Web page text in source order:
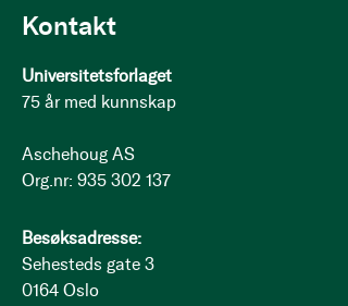
Kontakt
Universitetsforlaget
75 år med kunnskap
Aschehoug AS
Org.nr: 935 302 137
Besøksadresse:
Sehesteds gate 3
0164 Oslo